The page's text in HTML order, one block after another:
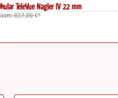
Okular TeleVue Nagler V 16 mm
Statt: 605,00 €*